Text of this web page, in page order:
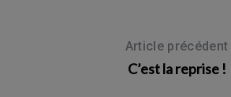
Article précédent
C’est la reprise !